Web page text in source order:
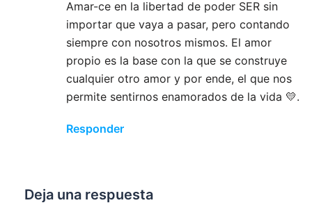
Amar-ce en la libertad de poder SER sin
importar que vaya a pasar, pero contando
siempre con nosotros mismos. El amor
propio es la base con la que se construye
cualquier otro amor y por ende, el que nos
permite sentirnos enamorados de la vida 💛.
Responder
Deja una respuesta